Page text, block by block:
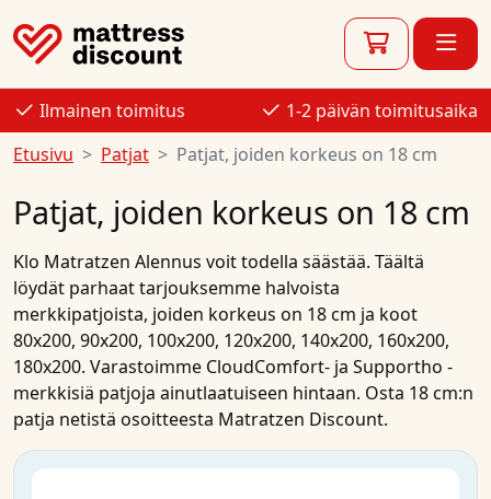
Ilmainen toimitus
1-2 päivän toimitusaika
Etusivu
Patjat Patjat, joiden korkeus on 18 cm
Patjat, joiden korkeus on 18 cm
Klo Matratzen Alennus voit todella säästää. Täältä
löydät parhaattarjouksemme halvoista
merkkipatjoista, joiden korkeus on 18 cm ja koot
80x200, 90x200, 100x200, 120x200, 140x200, 160x200,
180x200. Varastoimme CloudComfort- ja Supportho -
merkkisiä patjoja ainutlaatuiseen hintaan. Osta 18 cm:n
patja netistä osoitteesta Matratzen Discount.